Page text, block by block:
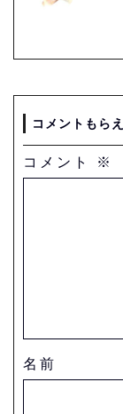
コメントもら
コメント ※
名前